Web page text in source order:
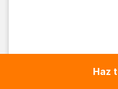
🛍️ ‘Para todas nosotras’:
Haz